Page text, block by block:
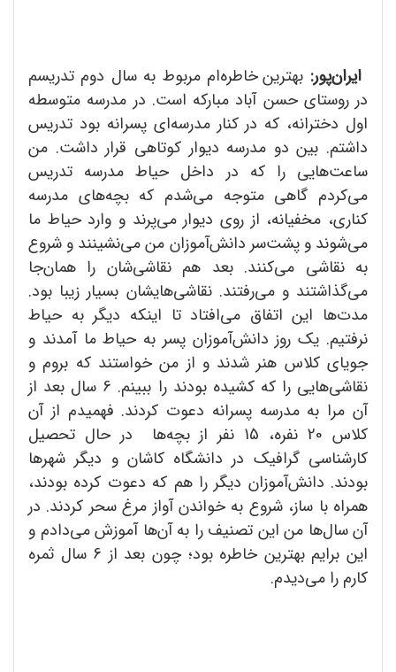
ایران‌پور: بهترین خاطره‌ام مربوط به سال دوم تدریسم
در روستای حسن آباد مبارکه است. در مدرسه متوسطه
اول دخترانه، که در کنار مدرسه‌ای پسرانه بود تدریس
داشتم. بین دو مدرسه دیوار کوتاهی قرار داشت. من
ساعت‌هایی را که در داخل حیاط مدرسه تدریس
می‌کردم گاهی متوجه می‌شدم که بچه‌های مدرسه
کناری، مخفیانه، از روی دیوار می‌پرند و وارد حیاط ما
می‌شوند و پشت‌سر دانش‌آموزان من می‌نشینند و شروع
به نقاشی می‌کنند. بعد هم نقاشی‌شان را همان‌جا
می‌گذاشتند و می‌رفتند. نقاشی‌هایشان بسیار زیبا بود.
مدت‌ها این اتفاق می‌افتاد تا اینکه دیگر به حیاط
نرفتیم. یک روز دانش‌آموزان پسر به حیاط ما ‌آمدند و
جویای کلاس هنر ‌شدند و از من خواستند که بروم و
نقاشی‌هایی را که کشیده بودند را ببینم. 6 سال بعد از
آن مرا به مدرسه پسرانه دعوت کردند. فهمیدم از آن
کلاس 20 نفره، 15 نفر از بچه‌ها در حال تحصیل
کارشناسی گرافیک در دانشگاه کاشان و دیگر شهر‌ها
بودند. دانش‌آموزان دیگر را هم که دعوت کرده بودند،
همراه با ساز، شروع به خواندن آواز مرغ سحر کردند. در
آن سال‌ها من این تصنیف را به آن‌ها آموزش می‌دادم و
این برایم بهترین خاطره بود؛ چون بعد از 6 سال ثمره
کارم را می‌دیدم.